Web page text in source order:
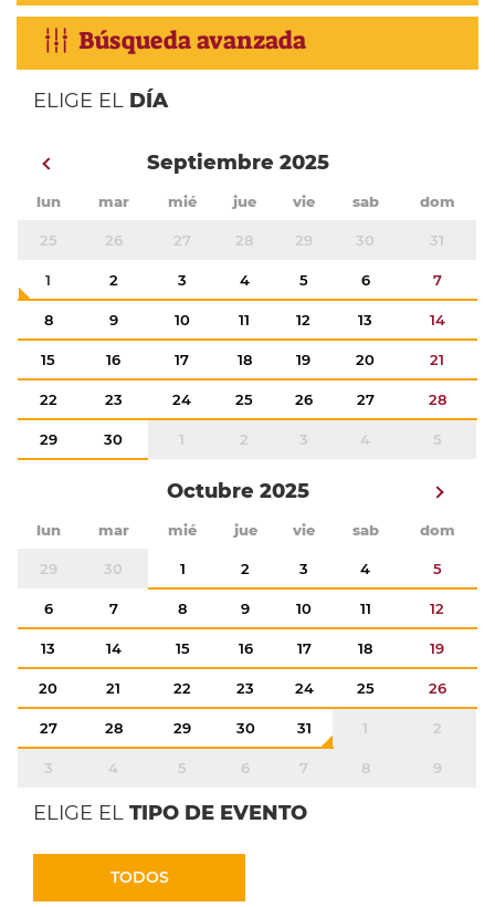
Búsqueda avanzada
ELIGE EL DÍA
Septiembre 2025
lun mar mié jue vie sab dom
25 26 27 28 29 30 31
1 2 3 4 5 6 7
8 9 10 11 12 13 14
15 16 17 18 19 20 21
22 23 24 25 26 27 28
29 30 1 2 3 4 5
Octubre 2025
lun mar mié jue vie sab dom
29 30 1 2 3 4 5
6 7 8 9 10 11 12
13 14 15 16 17 18 19
20 21 22 23 24 25 26
27 28 29 30 31 1 2
3 4 5 6 7 8 9
ELIGE EL TIPO DE EVENTO
TODOS